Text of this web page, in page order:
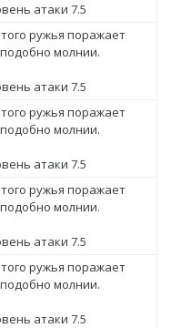
атаки 7.5
ружья поражает
молнии.
атаки 7.5
ружья поражает
молнии.
атаки 7.5
ружья поражает
молнии.
атаки 7.5
ружья поражает
молнии.
атаки 7.5